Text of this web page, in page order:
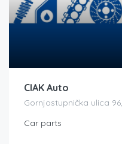
CIAK Auto
Gornjostupnička ulica
Car parts